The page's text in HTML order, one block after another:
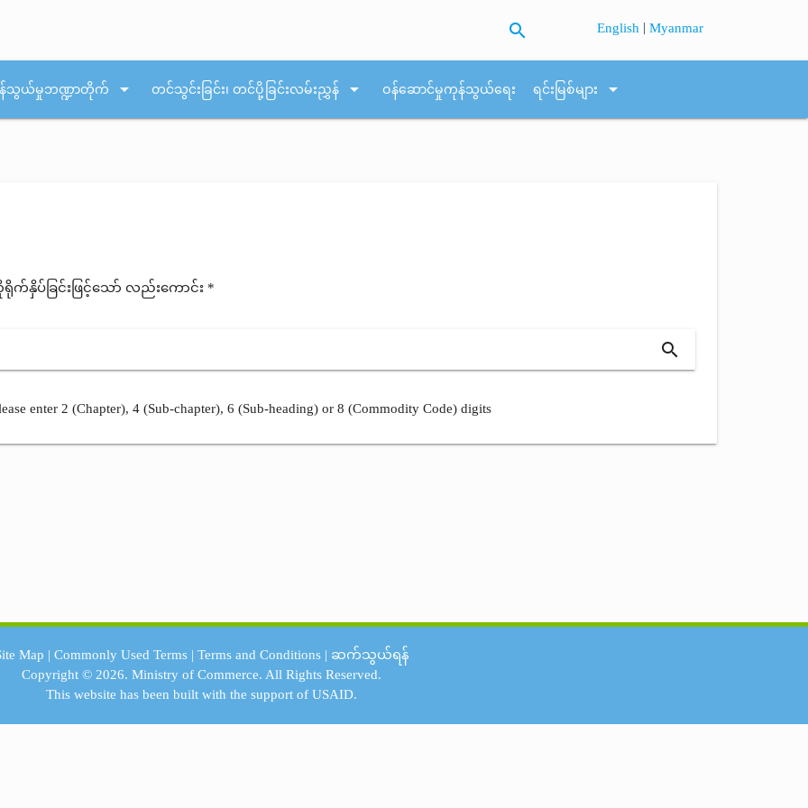
search English |Myanmar
သွယ်မှုဘဏ္ဍာတိုက် arrow_drop_down တင်သွင်းခြင်း၊ တင်ပို့ခြင်းလမ်းညွှန် arrow_drop_down ဝန်ဆောင်မှုကုန်သွယ်ရေး ရင်းမြစ်များ arrow_drop_down
နှိပ်ခြင်းဖြင့်သော် လည်းကောင်း *
search
enter 2 (Chapter), 4 (Sub-chapter), 6 (Sub-heading) or 8 (Commodity Code) digits
Map | Commonly Used Terms| Terms and Conditions| ဆက်သွယ်ရန်
Copyright © 2026.Ministry of Commerce. All Rights Reserved.
This website has been built with the support ofUSAID.